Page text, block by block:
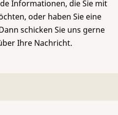
Informationen, die Sie mit
oder haben Sie eine
schicken Sie uns gerne
Ihre Nachricht.